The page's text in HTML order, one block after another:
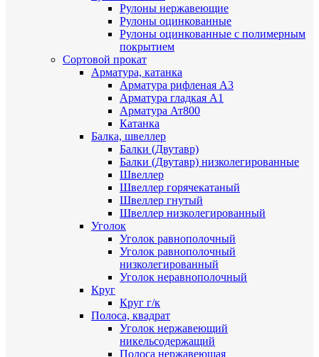
Рулоны нержавеющие
Рулоны оцинкованные
Рулоны оцинкованные с полимерным
покрытием
Сортовой прокат
Арматура, катанка
Арматура рифленая А3
Арматура гладкая А1
Арматура Ат800
Катанка
Балка, швеллер
Балки (Двутавр)
Балки (Двутавр) низколегированные
Швеллер
Швеллер горячекатаный
Швеллер гнутый
Швеллер низколегированный
Уголок
Уголок равнополочный
Уголок равнополочный
низколегированный
Уголок неравнополочный
Круг
Круг г/к
Полоса, квадрат
Уголок нержавеющий
никельсодержащий
Полоса нержавеющая